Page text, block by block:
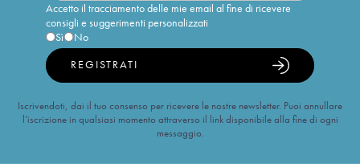
Accetto il tracciamento delle mie email al fine di ricevere
consigli e suggerimenti personalizzati
Sì
No
REGISTRATI
Iscrivendoti, dai il tuo consenso per ricevere le nostre newsletter. Puoi annullare
l’iscrizione in qualsiasi momento attraverso il link disponibile alla fine di ogni
messaggio.